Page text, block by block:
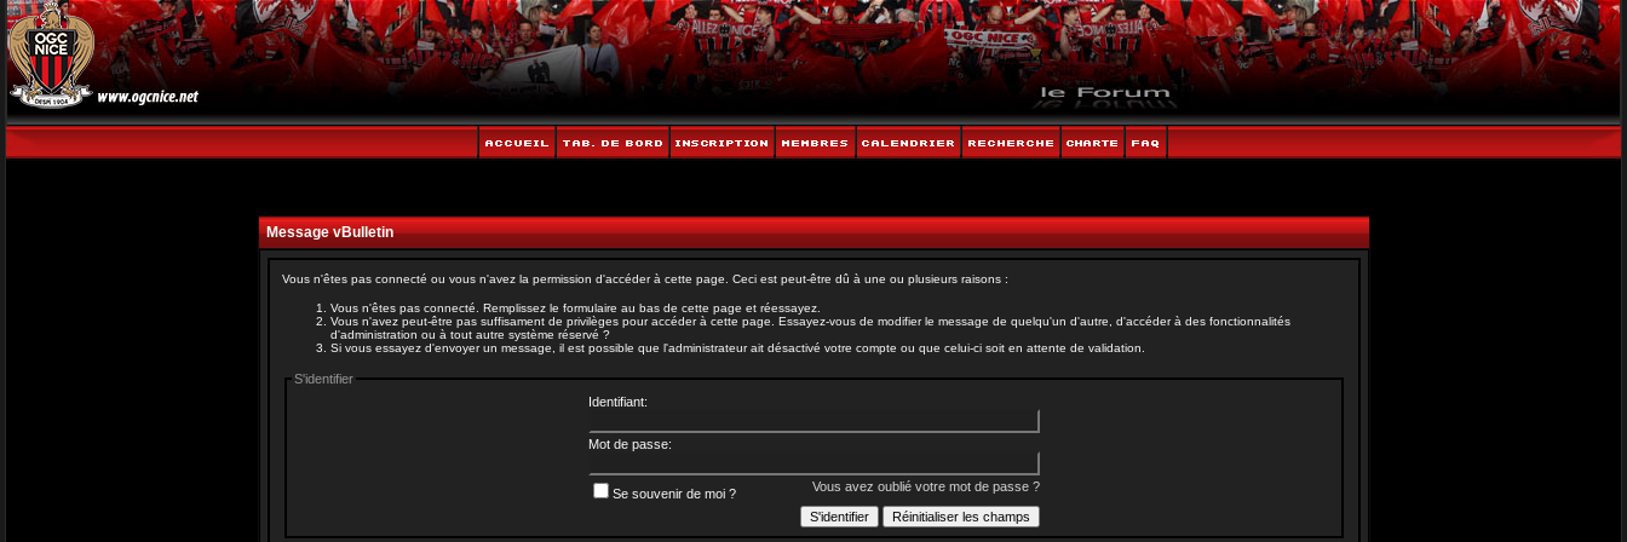
Message vBulletin
Vous n'êtes pas connecté ou vous n'avez la permission d'accéder à cette page. Ceci est peut-être dû à une ou plusieurs raisons :
Vous n'êtes pas connecté. Remplissez le formulaire au bas de cette page et réessayez.
Vous n'avez peut-être pas suffisament de privilèges pour accéder à cette page. Essayez-vous de modifier le message de quelqu'un d'autre, d'accéder à des fonctionnalités
d'administration ou à tout autre système réservé ?
Si vous essayez d'envoyer un message, il est possible que l'administrateur ait désactivé votre compte ou que celui-ci soit en attente de validation.
S'identifier
Identifiant:
Mot de passe:
Vous avez oublié votre mot de passe ?
Se souvenir de moi ?